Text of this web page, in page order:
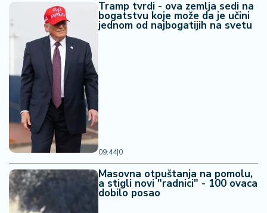
Tramp tvrdi - ova zemlja sedi na
bogatstvu koje može da je učini
jednom od najbogatijih na svetu
09:44|0
Masovna otpuštanja na pomolu,
a stigli novi "radnici" - 100 ovaca
dobilo posao